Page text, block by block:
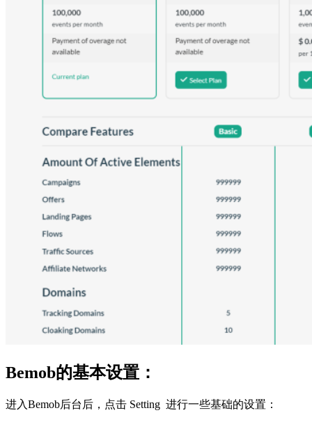
Bemob的基本设置：
进入Bemob后台后，点击 Setting 进行一些基础的设置：